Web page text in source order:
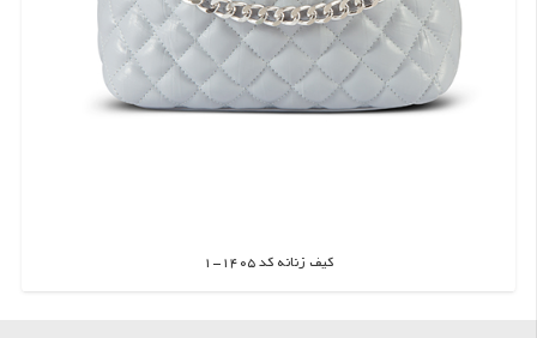
کیف زنانه کد 1405-1
اطلاعات بیشتر